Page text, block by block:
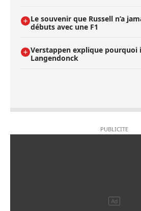
Le souvenir que Russell n’a
débuts avec une F1
Verstappen explique pourquoi
Langendonck